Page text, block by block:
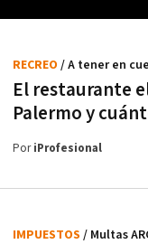
El restaurante
Palermo y
RECREO / A tener en
PoriProfesional
IMPUESTOS / Multas